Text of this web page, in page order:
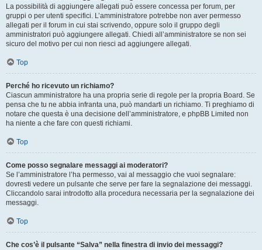
La possibilità di aggiungere allegati può essere concessa per forum, per
gruppi o per utenti specifici. L’amministratore potrebbe non aver permesso
allegati per il forum in cui stai scrivendo, oppure solo il gruppo degli
amministratori può aggiungere allegati. Chiedi all’amministratore se non sei
sicuro del motivo per cui non riesci ad aggiungere allegati.
Top
Perché ho ricevuto un richiamo?
Ciascun amministratore ha una propria serie di regole per la propria Board. Se
pensa che tu ne abbia infranta una, può mandarti un richiamo. Ti preghiamo di
notare che questa è una decisione dell’amministratore, e phpBB Limited non
ha niente a che fare con questi richiami.
Top
Come posso segnalare messaggi ai moderatori?
Se l’amministratore l’ha permesso, vai al messaggio che vuoi segnalare:
dovresti vedere un pulsante che serve per fare la segnalazione dei messaggi.
Cliccandolo sarai introdotto alla procedura necessaria per la segnalazione dei
messaggi.
Top
Che cos’è il pulsante “Salva” nella finestra di invio dei messaggi?